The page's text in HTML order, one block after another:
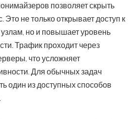
позволяет скрыть
Это не только открывает доступ к
но и повышает уровень
Трафик проходит через
что усложняет
Для обычных задач
один из доступных способов